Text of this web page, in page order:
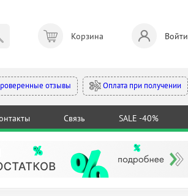
Корзина Войти
отзывы Оплата при получении
Связь SALE -40%